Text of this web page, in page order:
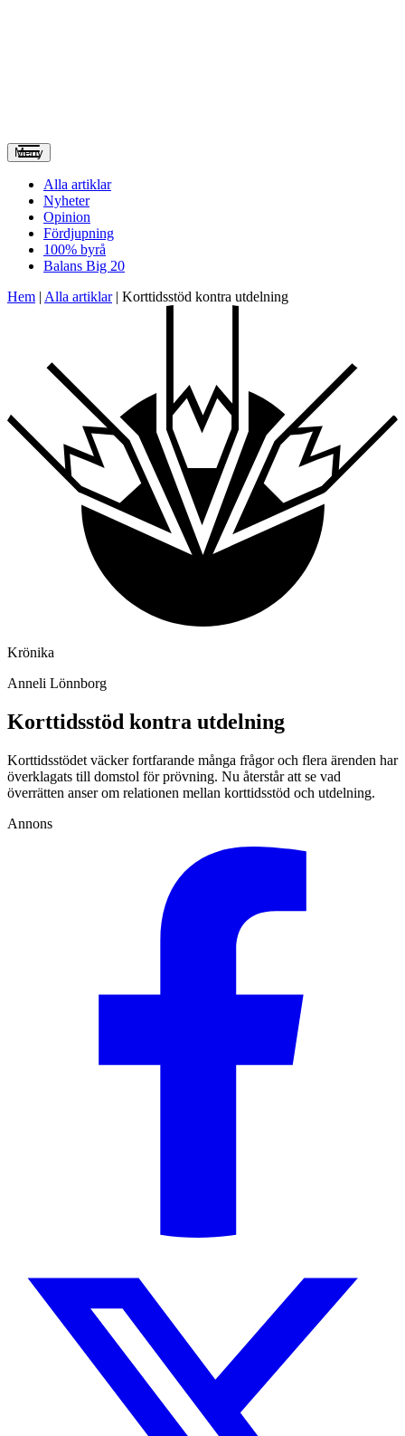
Meny
Alla artiklar
Nyheter
Opinion
Fördjupning
100% byrå
Balans Big 20
Hem | Alla artiklar| Korttidsstöd kontra utdelning
Krönika
Anneli Lönnborg
Korttidsstöd kontra utdelning
Korttidsstödet väcker fortfarande många frågor och flera ärenden har
överklagats till domstol för prövning. Nu återstår att se vad
överrätten anser om relationen mellan korttidsstöd och utdelning.
Annons